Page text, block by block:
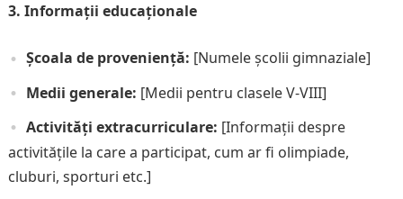
3. Informații educaționale
Școala de proveniență: [Numele școlii gimnaziale]
Medii generale: [Medii pentru clasele V-VIII]
Activități extracurriculare: [Informații despre
activitățile la care a participat, cum ar fi olimpiade,
cluburi, sporturi etc.]